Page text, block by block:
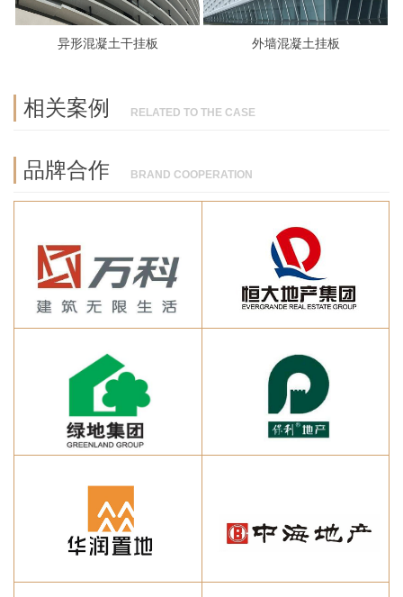
异形混凝土干挂板 外墙混凝土挂板
相关案例 RELATED TO THE CASE
品牌合作 BRAND COOPERATION